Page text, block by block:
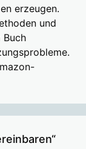
erzeugen.
und
Buch